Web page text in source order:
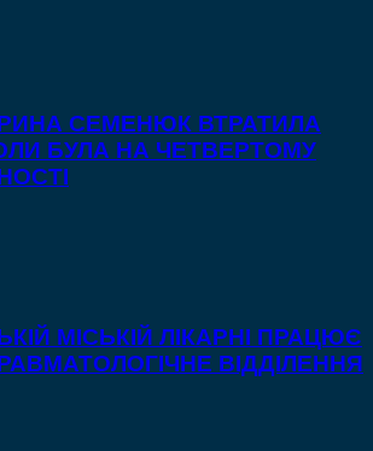
СЕМЕНЮК ВТРАТИЛА
БУЛА НА ЧЕТВЕРТОМУ
МІСЬКІЙ ЛІКАРНІ ПРАЦЮЄ
ВІДДІЛЕННЯ